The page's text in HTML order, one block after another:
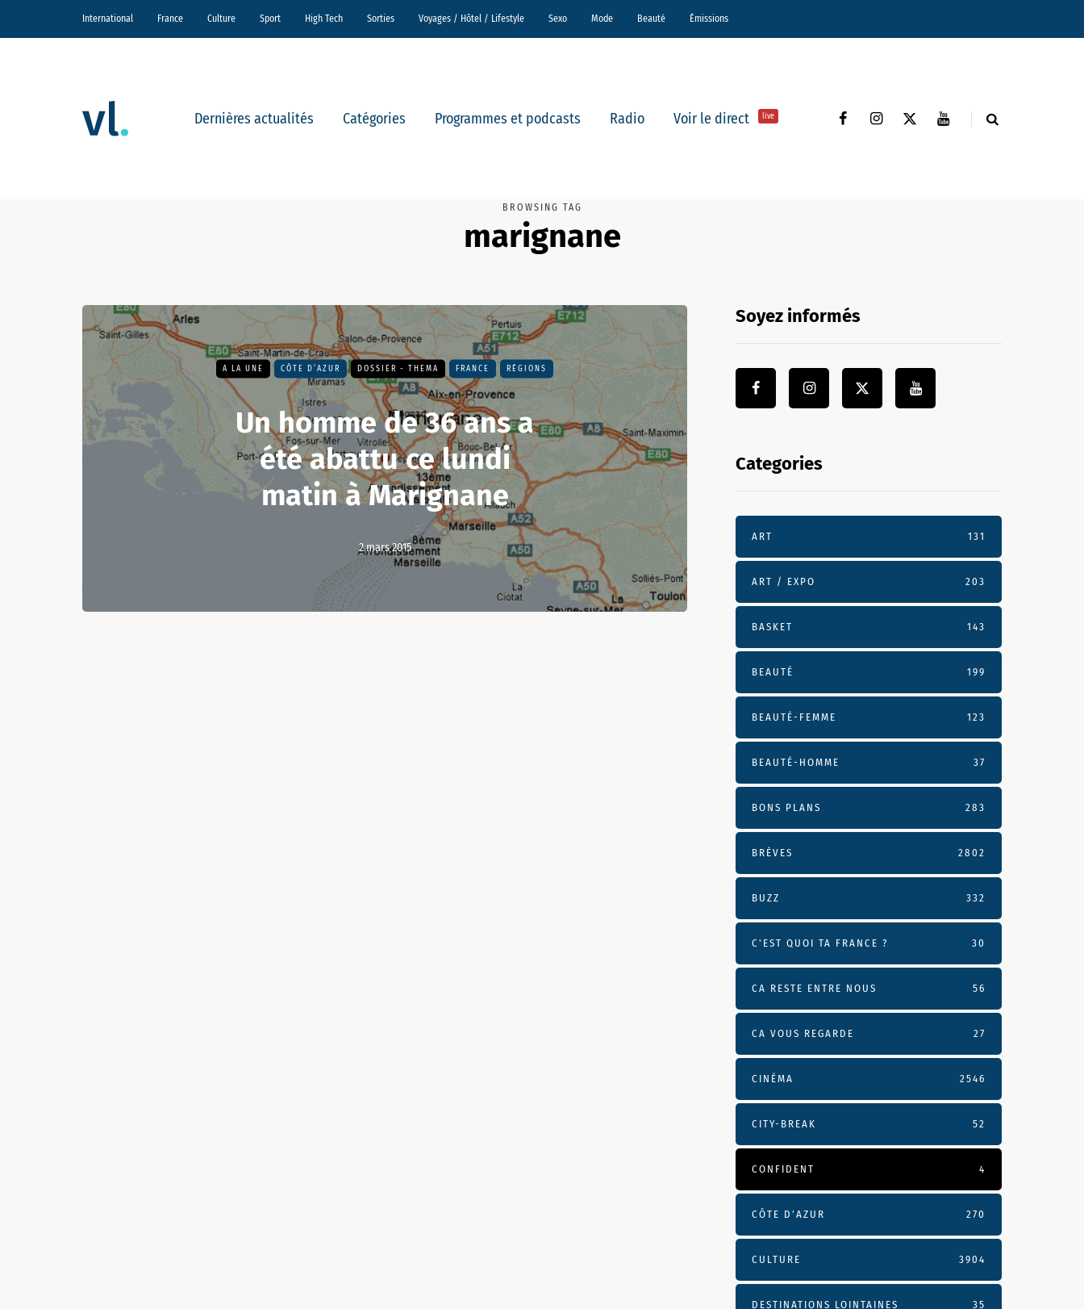
International France Culture Sport High Tech Sorties Voyages / Hôtel / Lifestyle Sexo Mode Beauté Émissions
Dernières actualités Catégories Programmes et podcasts Radio Voir le direct live
BROWSING TAG
marignane
A LA UNE CÔTE D’AZUR DOSSIER - THEMA FRANCE RÉGIONS
Un homme de 36 ans a
été abattu ce lundi
matin à Marignane
2 mars 2015
Soyez informés
Categories
ART 131
ART / EXPO 203
BASKET 143
BEAUTÉ 199
BEAUTÉ-FEMME 123
BEAUTÉ-HOMME 37
BONS PLANS 283
BRÈVES 2802
BUZZ 332
C'EST QUOI TA FRANCE ? 30
CA RESTE ENTRE NOUS 56
CA VOUS REGARDE 27
CINÉMA 2546
CITY-BREAK 52
CONFIDENT 4
CÔTE D’AZUR 270
CULTURE 3904
DESTINATIONS LOINTAINES 35